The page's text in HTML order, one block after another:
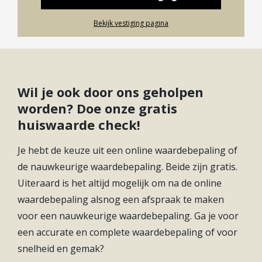
begane grond bevindt zich een slaapkamer van
ruim 12 m² groot. Hier is een wastafel aanwezig. De
keuken is circa 13 m² groot en is gesloten ten
voorzien van toilet, wastafel en douche. Bijzonder
zijn de twee grote inpandige ruimtes. Er is een
berging van circa 37 m² en een garage van 27 m².
Deze berging en garage zijn voorzien van ramen,
een deur en verwarming. De achtertuin is bijzonder
ruim en voorzien van nog een garage met
overkapping van circa 58 m² groot.
Eerste verdieping:
In de huidige indeling biedt de eerste verdieping 6
slaapkamers, een keuken, woonkamer, kleine
CV ketel eigendom Eigendom
Bekijk vestiging pagina
Wil je ook door ons geholpen
worden? Doe onze gratis
huiswaarde check!
Je hebt de keuze uit een online waardebepaling of
de nauwkeurige waardebepaling. Beide zijn gratis.
Uiteraard is het altijd mogelijk om na de online
waardebepaling alsnog een afspraak te maken
voor een nauwkeurige waardebepaling. Ga je voor
een accurate en complete waardebepaling of voor
snelheid en gemak?